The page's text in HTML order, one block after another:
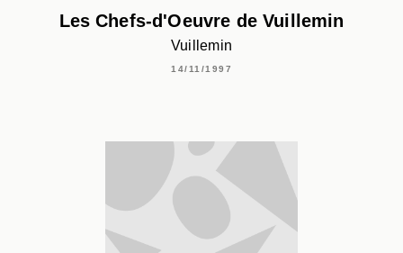
Les Chefs-d'Oeuvre de Vuillemin
Vuillemin
14/11/1997